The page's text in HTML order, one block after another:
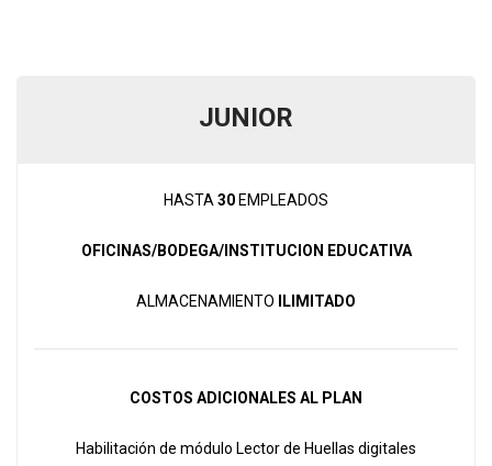
JUNIOR
HASTA30 EMPLEADOS
OFICINAS/BODEGA/INSTITUCION EDUCATIVA
ALMACENAMIENTO ILIMITADO
COSTOS ADICIONALES AL PLAN
Habilitación de módulo Lector de Huellas digitales